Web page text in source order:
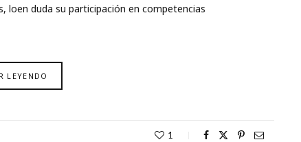
loen duda su participación en competencias
LEYENDO
1